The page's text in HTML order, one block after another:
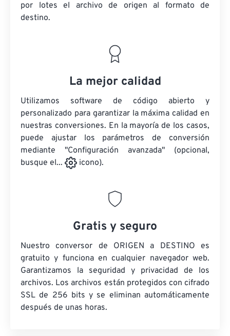
por lotes el archivo de origen al formato de
destino.
La mejor calidad
Utilizamos software de código abierto y
personalizado para garantizar la máxima calidad en
nuestras conversiones. En la mayoría de los casos,
puede ajustar los parámetros de conversión
mediante "Configuración avanzada" (opcional,
busque el...
icono).
Gratis y seguro
Nuestro conversor de ORIGEN a DESTINO es
gratuito y funciona en cualquier navegador web.
Garantizamos la seguridad y privacidad de los
archivos. Los archivos están protegidos con cifrado
SSL de 256 bits y se eliminan automáticamente
después de unas horas.